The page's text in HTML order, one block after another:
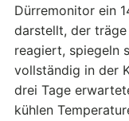
Dürremonitor ein
darstellt, der
reagiert, spiegeln
vollständig in der
drei Tage
kühlen